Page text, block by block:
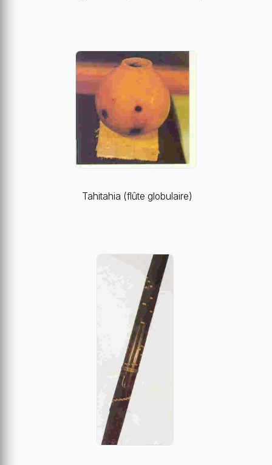
Tahitahia (flûte globulaire)